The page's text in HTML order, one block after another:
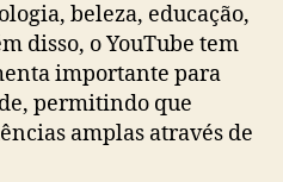
beleza, educação,
disso, o YouTube tem
importante para
permitindo que
amplas através de